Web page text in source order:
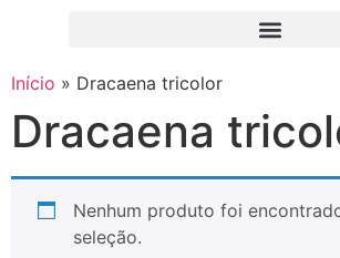
Início » Dracaena tricolor
Dracaena
Nenhum produto foi
seleção.